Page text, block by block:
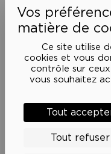
Ce site utilise
cookies et vous
contrôle sur
vous souhaitez
Tout
Tout refuser
Restons en lien
Inscrivez-vous à
Suivez-nous sur les